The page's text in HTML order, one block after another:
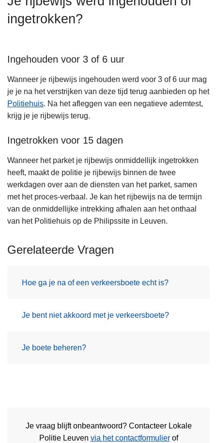
ingetrokken?
Ingehouden voor 3 of 6 uur
Wanneer je rijbewijs ingehouden werd voor 3 of 6 uur mag
je je na het verstrijken van deze tijd terug aanbieden op het
Politiehuis. Na het afleggen van een negatieve ademtest,
krijg je je rijbewijs terug.
Ingetrokken voor 15 dagen
Wanneer het parket je rijbewijs onmiddellijk ingetrokken
heeft, maakt de politie je rijbewijs binnen de twee
werkdagen over aan de diensten van het parket, samen
met het proces-verbaal. Je kan het rijbewijs na de termijn
van de onmiddellijke intrekking afhalen aan het onthaal
van het Politiehuis op de Philipssite in Leuven.
Gerelateerde Vragen
Hoe ga je na of een verkeersboete echt is?
Je bent niet akkoord met je verkeersboete?
Je boete beheren?
Je vraag blijft onbeantwoord? Contacteer Lokale
Politie Leuven via het contactformulierof